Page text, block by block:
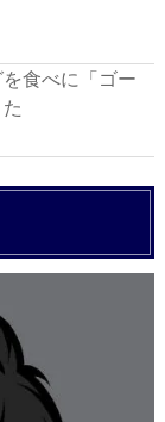
食べに「ゴー